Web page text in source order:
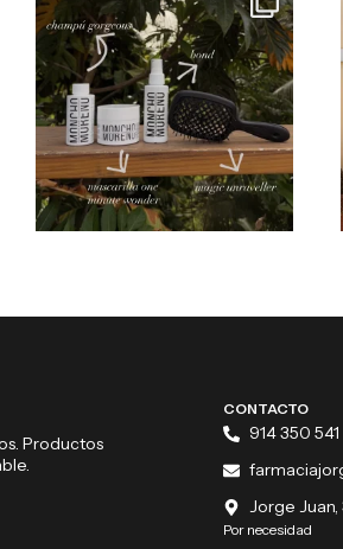
Productos
CONTACTO
914 350 541
Jorge
Por necesidad